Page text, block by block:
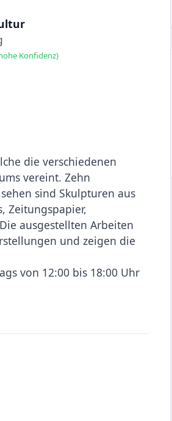
Konfidenz)
die verschiedenen
vereint. Zehn
sind Skulpturen aus
Zeitungspapier,
ausgestellten Arbeiten
und zeigen die
von 12:00 bis 18:00 Uhr